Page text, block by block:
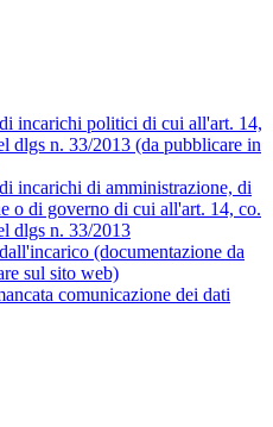
incarichi politici di cui all'art. 14,
dlgs n. 33/2013 (da pubblicare in
incarichi di amministrazione, di
o di governo di cui all'art. 14, co.
dlgs n. 33/2013
(documentazione da
sul sito web)
comunicazione dei dati